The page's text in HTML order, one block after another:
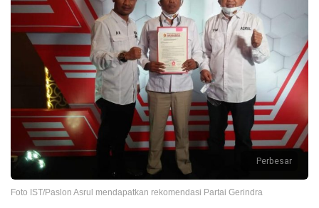
Perbesar
Foto IST/Paslon Asrul mendapatkan rekomendasi Partai Gerindra